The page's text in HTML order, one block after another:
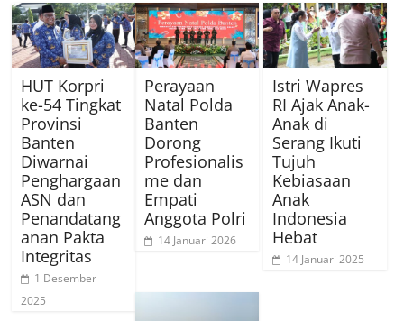
HUT Korpri
ke-54 Tingkat
Provinsi
Banten
Diwarnai
Penghargaan
ASN dan
Penandatang
anan Pakta
Integritas
1 Desember
2025
Perayaan
Natal Polda
Banten
Dorong
Profesionalis
me dan
Empati
Anggota Polri
14 Januari 2026
Istri Wapres
RI Ajak Anak-
Anak di
Serang Ikuti
Tujuh
Kebiasaan
Anak
Indonesia
Hebat
14 Januari 2025